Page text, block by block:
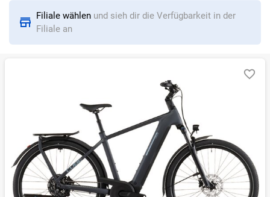
Filiale wählen und sieh dir die Verfügbarkeit in der
Filiale an